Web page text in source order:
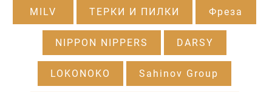
MILV ТЕРКИ И ПИЛКИ Фреза
NIPPON NIPPERS DARSY
LOKONOKO Sahinov Group